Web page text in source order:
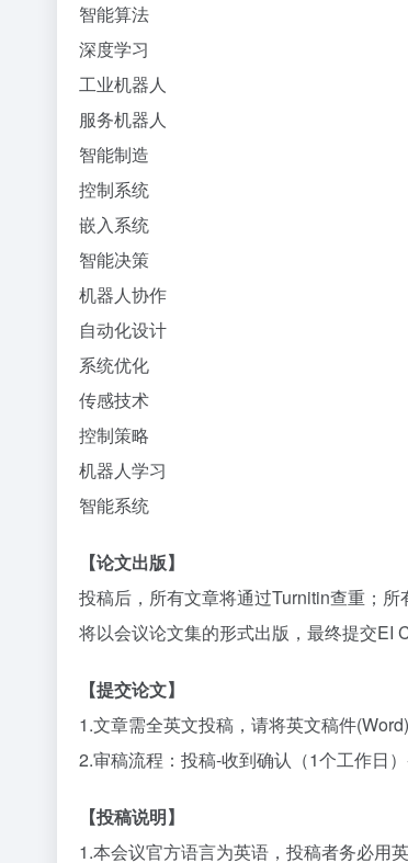
智能算法
深度学习
工业机器人
服务机器人
智能制造
控制系统
嵌入系统
智能决策
机器人协作
自动化设计
系统优化
传感技术
控制策略
机器人学习
智能系统
【论文出版】
投稿后，所有文章将通过Turnitin查重；
将以会议论文集的形式出版，最终提交EI
【提交论文】
1.文章需全英文投稿，请将英文稿件
2.审稿流程：投稿-收到确认（1个工作日
【投稿说明】
1.本会议官方语言为英语，投稿者务必用英